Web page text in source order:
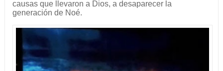
causas que llevaron a Dios, a desaparecer la
generación de Noé.